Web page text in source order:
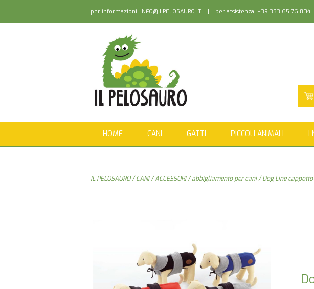
per informazioni: INFO@ILPELOSAURO.IT | per assistenza: +39.333.65.76.804
HOME CANI GATTI PICCOLI ANIMALI I
IL PELOSAURO/CANI/ACCESSORI/abbigliamento per cani/ Dog Line cappotto